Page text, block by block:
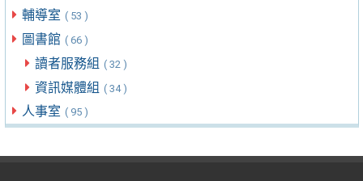
輔導室 ( 53 )
圖書館 ( 66 )
讀者服務組 ( 32 )
資訊媒體組 ( 34 )
人事室 ( 95 )